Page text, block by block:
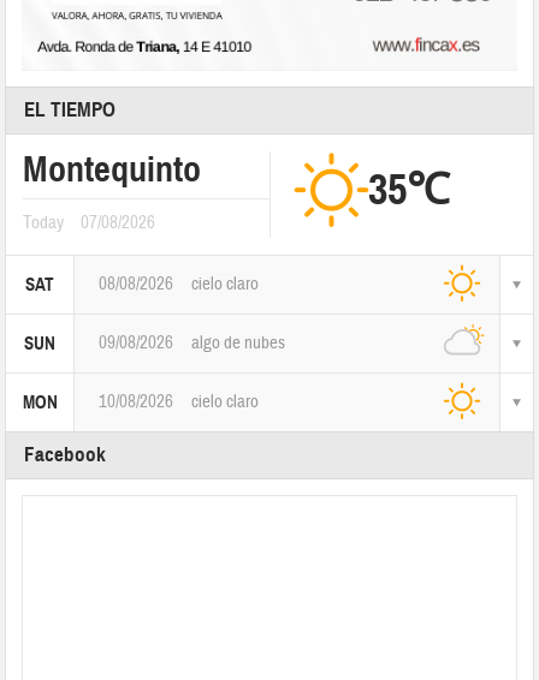
EL TIEMPO
Montequinto
Today 07/08/2026
35℃
SAT 08/08/2026 cielo claro
SUN 09/08/2026 algo de nubes
MON 10/08/2026 cielo claro
Facebook